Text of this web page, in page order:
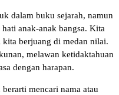
dalam buku sejarah, namun
anak-anak bangsa. Kita
berjuang di medan nilai.
melawan ketidaktahuan
dengan harapan.
mencari nama atau